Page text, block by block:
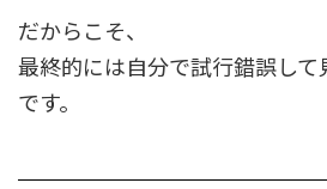
だからこそ、
最終的には自分で試行錯誤し
です。